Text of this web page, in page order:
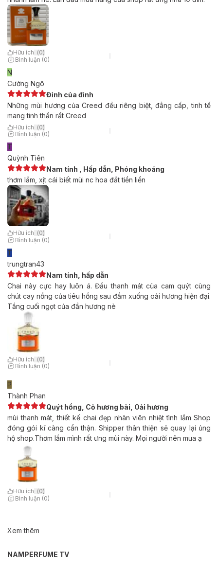
Hữu ích (0)
Bình luận (0)
N
Cường Ngô
Đỉnh của đỉnh
Những mùi hương của Creed đều riêng biệt, đẳng cấp, tinh tế
mang tinh thần rất Creed
Hữu ích (0)
Bình luận (0)
T
Quỳnh Tiên
Nam tính , Hấp dẫn, Phóng khoáng
thơm lắm, xịt cái biết mùi nc hoa đắt tiền liền
Hữu ích (0)
Bình luận (0)
T
trungtran43
Nam tính, hấp dẫn
Chai này cực hay luôn á. Đầu thanh mát của cam quýt cùng
chút cay nồng của tiêu hồng sau đầm xuống oải hương hiện đại.
Tầng cuối ngọt của đần hương nè
Hữu ích (0)
Bình luận (0)
P
Thành Phan
Quýt hồng, Cỏ hương bài, Oải hương
mùi thanh mát, thiết kế chai đẹp nhân viên nhiệt tình lắm Shop
đóng gói kĩ càng cẩn thận. Shipper thân thiện sẽ quay lại ủng
hộ shop.Thơm lắm mình rất ưng mùi này. Mọi người nên mua ạ
Hữu ích (0)
Bình luận (0)
Xem thêm
NAMPERFUME TV